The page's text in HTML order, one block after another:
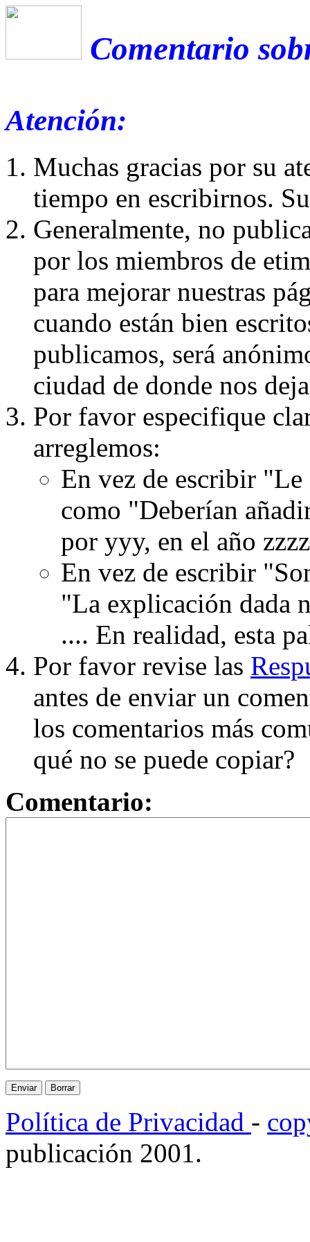
Comentario
Atención:
Muchas gracias por su
tiempo en escribirnos.
Generalmente, no
por los miembros de
para mejorar nuestras
cuando están bien
publicamos, será
ciudad de donde nos
Por favor especifique
arreglemos:
En vez de escribir
como "Deberían
por yyy, en el año
En vez de escribir
"La explicación dada
.... En realidad, esta
Por favor revise las
antes de enviar un
los comentarios más
qué no se puede copiar?
Comentario:
Política de Privacidad -
publicación 2001.